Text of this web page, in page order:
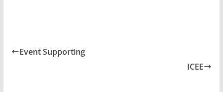
Event Supporting
ICEE